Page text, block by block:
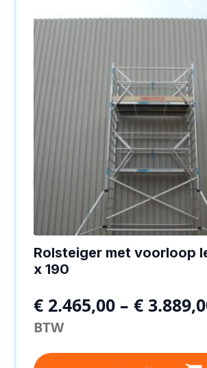
Rolsteiger met voorloop
x 190
€ 2.465,00 – €
BTW
Dit